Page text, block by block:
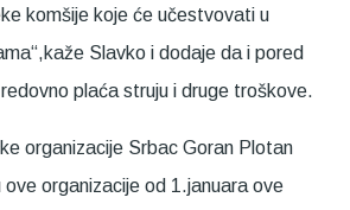
komšije koje će učestvovati u
Slavko i dodaje da i pored
plaća struju i druge troškove.
organizacije Srbac Goran Plotan
ove organizacije od 1.januara ove